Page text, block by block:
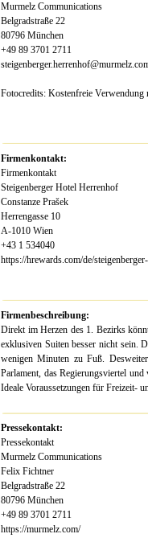
Murmelz Communications
Belgradstraße 22
80796 München
+49 89 3701 2711
Fotocredits: Kostenfreie
Firmenkontakt:
Firmenkontakt
Steigenberger Hotel Herrenhof
Constanze Prašek
Herrengasse 10
A-1010 Wien
+43 1 534040
https://hrewards.com/de/
Firmenbeschreibung:
Direkt im Herzen des 1. Bezirks
exklusiven Suiten besser nicht sein.
wenigen Minuten zu Fuß.
Parlament, das Regierungsviertel
Ideale Voraussetzungen für Freizeit-
Pressekontakt:
Pressekontakt
Murmelz Communications
Felix Fichtner
Belgradstraße 22
80796 München
+49 89 3701 2711
https://murmelz.com/